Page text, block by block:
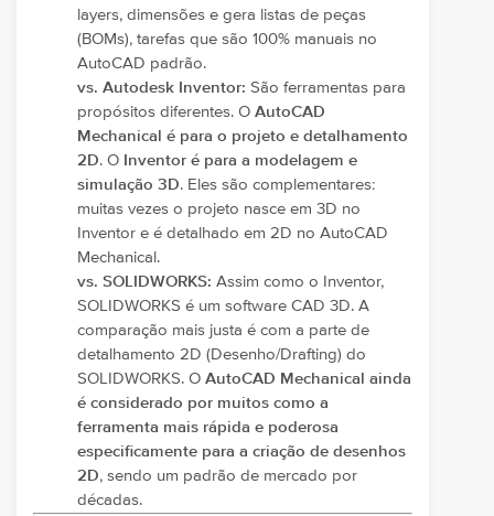
layers, dimensões e gera listas de peças
(BOMs), tarefas que são 100% manuais no
AutoCAD padrão.
vs. Autodesk Inventor: São ferramentas para
propósitos diferentes. O AutoCAD
Mechanical é para o projeto e detalhamento
2D. O Inventor é para a modelagem e
simulação 3D. Eles são complementares:
muitas vezes o projeto nasce em 3D no
Inventor e é detalhado em 2D no AutoCAD
Mechanical.
vs. SOLIDWORKS: Assim como o Inventor,
SOLIDWORKS é um software CAD 3D. A
comparação mais justa é com a parte de
detalhamento 2D (Desenho/Drafting) do
SOLIDWORKS. O AutoCAD Mechanical ainda
é considerado por muitos como a
ferramenta mais rápida e poderosa
especificamente para a criação de desenhos
2D, sendo um padrão de mercado por
décadas.